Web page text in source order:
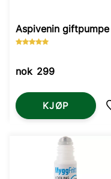
Aspivenin giftpumpe
nok 299
KJØP